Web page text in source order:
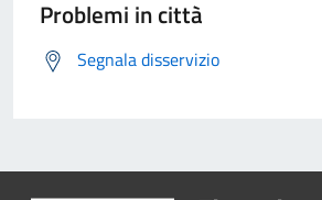
Problemi in città
Segnala disservizio